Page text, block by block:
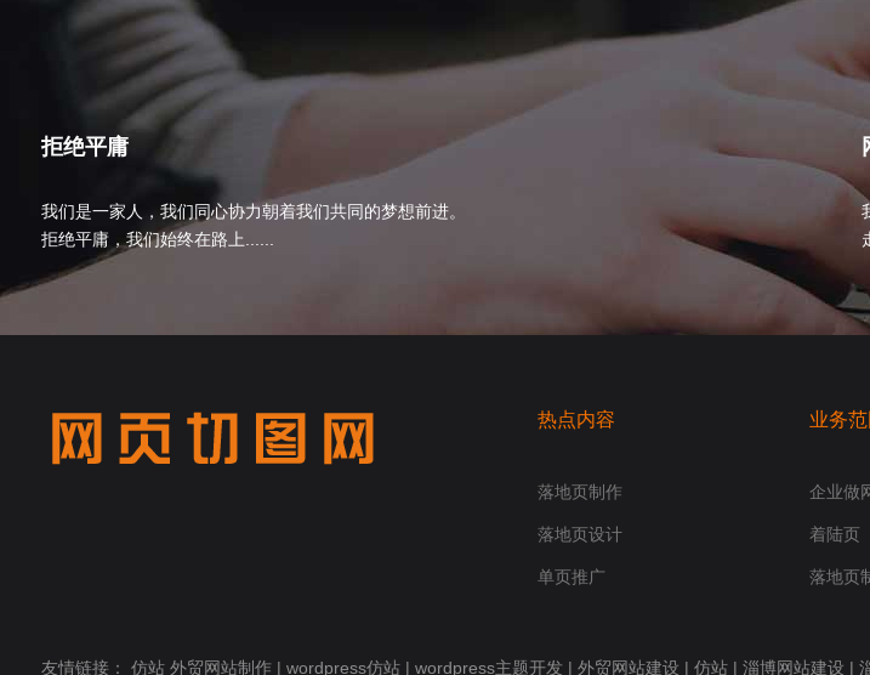
拒绝平庸
我们是一家人，我们同心协力朝着我们共同的梦想前进。
拒绝平庸，我们始终在路上......
热点内容
落地页制作
落地页设计
单页推广
业务范
企业做
着陆页
落地页
友情链接： 仿站 外贸网站制作| wordpress仿站| wordpress主题开发| 外贸网站建设 | 仿站| 淄博网站建设 |